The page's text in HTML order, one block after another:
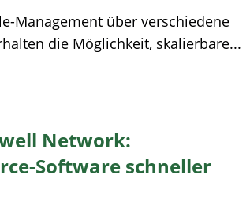
Management über verschiedene
die Möglichkeit, skalierbare...
Network:
Software schneller